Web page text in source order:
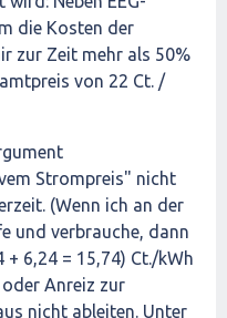
die Kosten der
zur Zeit mehr als 50%
von 22 Ct. /
Strompreis" nicht
(Wenn ich an der
und verbrauche, dann
6,24 = 15,74) Ct./kWh
oder Anreiz zur
nicht ableiten. Unter